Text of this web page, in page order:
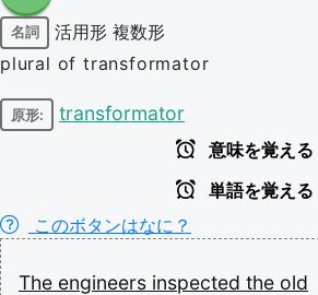
名詞 活用形 複数形
plural of transformator
原形: transformator
意味を覚える
単語を覚える
このボタンはなに？
The engineers inspected the old